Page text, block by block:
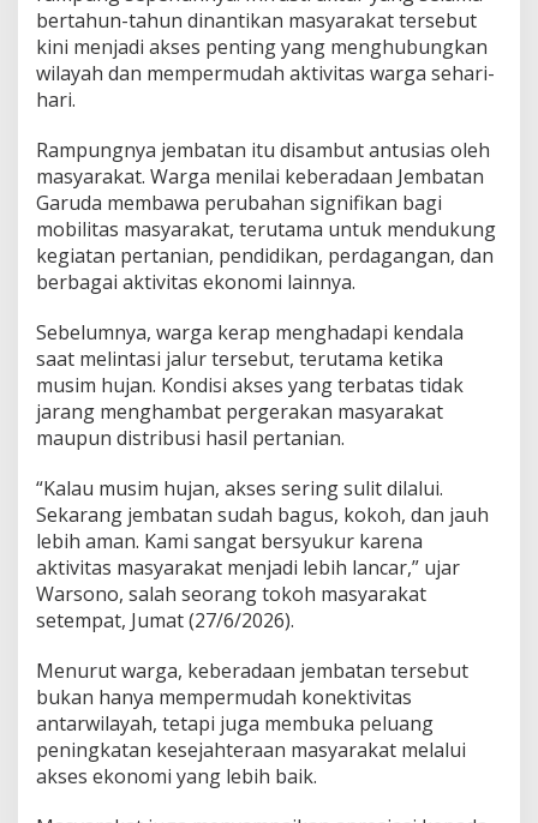
a
r
g
a
m
b
e
n
g
K
i
M
e
n
i
m
t
i
A
k
s
e
a
n
g
L
e
b
h
bertahun-tahun dinantikan masyarakat tersebut
kini menjadi akses penting yang menghubungkan
wilayah dan mempermudah aktivitas warga sehari-
hari.
Rampungnya jembatan itu disambut antusias oleh
masyarakat. Warga menilai keberadaan Jembatan
Garuda membawa perubahan signifikan bagi
mobilitas masyarakat, terutama untuk mendukung
kegiatan pertanian, pendidikan, perdagangan, dan
berbagai aktivitas ekonomi lainnya.
Sebelumnya, warga kerap menghadapi kendala
saat melintasi jalur tersebut, terutama ketika
musim hujan. Kondisi akses yang terbatas tidak
jarang menghambat pergerakan masyarakat
maupun distribusi hasil pertanian.
“Kalau musim hujan, akses sering sulit dilalui.
Sekarang jembatan sudah bagus, kokoh, dan jauh
lebih aman. Kami sangat bersyukur karena
aktivitas masyarakat menjadi lebih lancar,” ujar
Warsono, salah seorang tokoh masyarakat
setempat, Jumat (27/6/2026).
Menurut warga, keberadaan jembatan tersebut
bukan hanya mempermudah konektivitas
antarwilayah, tetapi juga membuka peluang
peningkatan kesejahteraan masyarakat melalui
akses ekonomi yang lebih baik.